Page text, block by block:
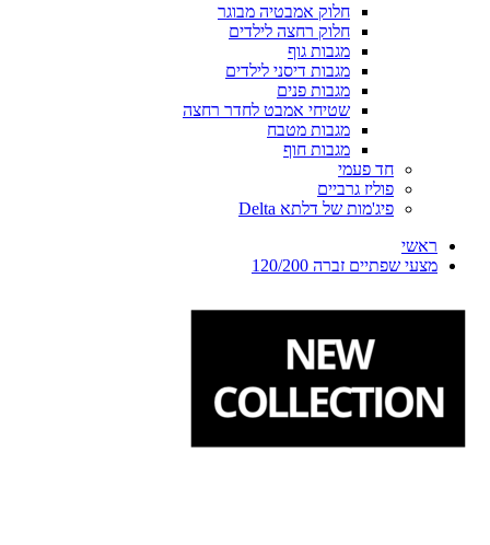
חלוק אמבטיה מבוגר
חלוק רחצה לילדים
מגבות גוף
מגבות דיסני לילדים
מגבות פנים
שטיחי אמבט לחדר רחצה
מגבות מטבח
מגבות חוף
חד פעמי
פוליז גרביים
פיג'מות של דלתא Delta
ראשי
מצעי שפתיים זברה 120/200